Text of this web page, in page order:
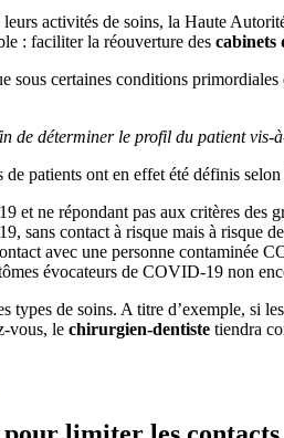
activités de soins, la Haute
: faciliter la réouverture des cabinets
sous certaines conditions
de déterminer le profil du patient
patients ont en effet été définis
et ne répondant pas aux critères des
sans contact à risque mais à risque
avec une personne contaminée
évocateurs de COVID-19 non
de soins. A titre d’exemple, si
vous, le chirurgien-dentistetiendra